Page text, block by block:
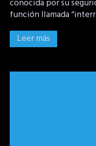
conocida por su
función llamada
Leer más